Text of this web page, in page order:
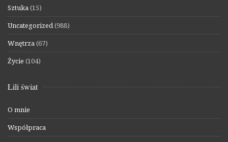
Sztuka(15)
Uncategorized(988)
Wnętrza(67)
Życie (104)
Lili świat
O mnie
Współpraca